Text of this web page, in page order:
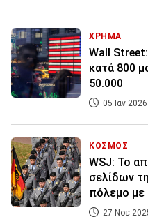
ΧΡΗΜΑ
Wall
κατά 800
50.000
05 Ιαν
ΚΟΣΜΟΣ
WSJ: Το
σελίδων
πόλεμο με
27 Νοε